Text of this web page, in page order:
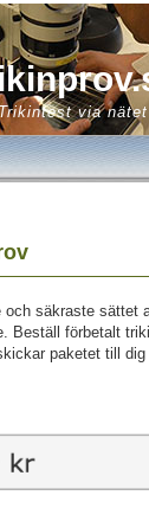
via nätet
och säkraste sättet
Beställ förbetalt
paketet till